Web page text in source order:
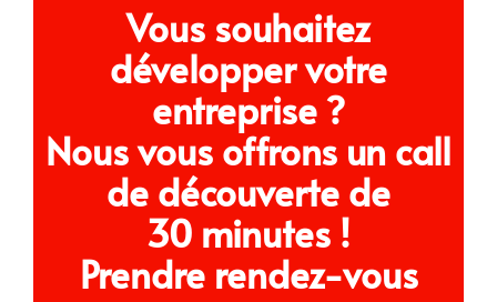
Vous souhaitez
développer votre
entreprise ?
Nous vous offrons un call
de découverte de
30 minutes !
Prendre rendez-vous